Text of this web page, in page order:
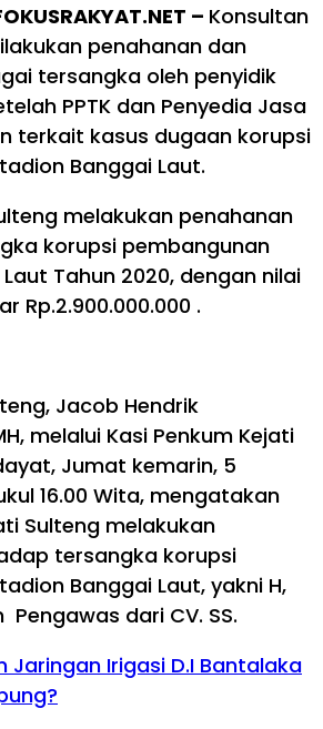
– Konsultan
penahanan dan
tersangka oleh penyidik
PPTK dan Penyedia Jasa
terkait kasus dugaan korupsi
Banggai Laut.
melakukan penahanan
korupsi pembangunan
Tahun 2020, dengan nilai
Rp.2.900.000.000 .
Jacob Hendrik
melalui Kasi Penkum Kejati
Jumat kemarin, 5
16.00 Wita, mengatakan
Sulteng melakukan
tersangka korupsi
Banggai Laut, yakni H,
dari CV. SS.
Jaringan Irigasi D.I Bantalaka